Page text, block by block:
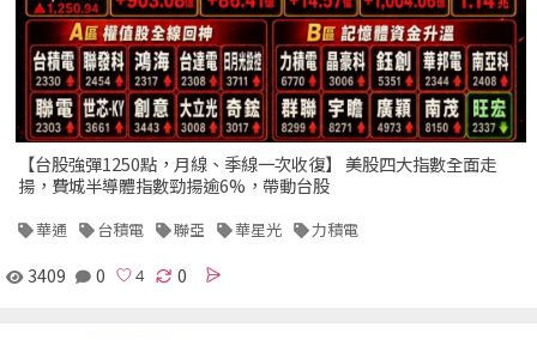
【台股強彈1250點，月線、季線一次收復】 美股四大指數全面走
揚，費城半導體指數勁揚逾6%，帶動台股
華通 台積電 聯亞 華星光 力積電
3409 0 0